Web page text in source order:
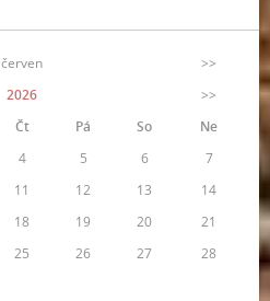
červen
>>
2026
>>
Čt Pá So
Ne
4 5 6
7
11 12 13
14
18 19 20
21
25 26 27
28